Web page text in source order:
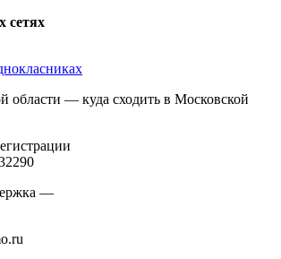
сетях
области — куда сходить в Московской
—